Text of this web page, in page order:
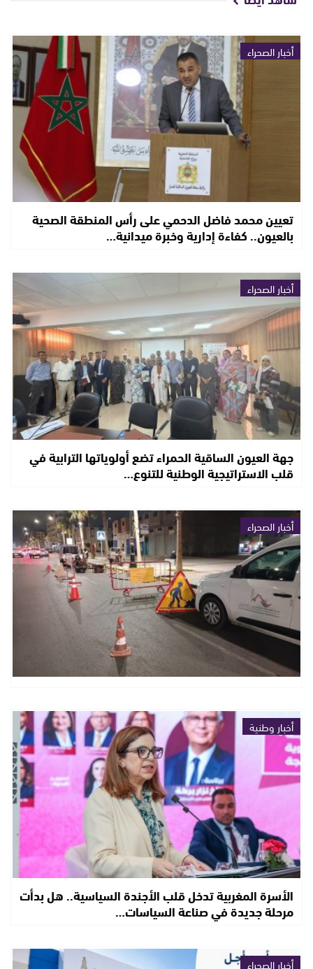
أخبار الصحراء
تعيين محمد فاضل الدحمي على رأس المنطقة الصحية
بالعيون.. كفاءة إدارية وخبرة ميدانية…
أخبار الصحراء
جهة العيون الساقية الحمراء تضع أولوياتها الترابية في
قلب الاستراتيجية الوطنية للتنوع…
أخبار الصحراء
أخبار وطنية
الأسرة المغربية تدخل قلب الأجندة السياسية.. هل بدأت
مرحلة جديدة في صناعة السياسات…
أخبار الصحراء